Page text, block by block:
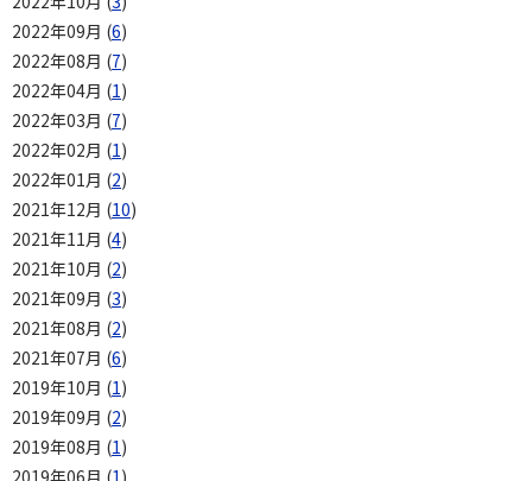
2022年09月 (6)
2022年08月 (7)
2022年04月 (1)
2022年03月 (7)
2022年02月 (1)
2022年01月 (2)
2021年12月 (10)
2021年11月 (4)
2021年10月 (2)
2021年09月 (3)
2021年08月 (2)
2021年07月 (6)
2019年10月 (1)
2019年09月 (2)
2019年08月 (1)
2019年06月 (1)